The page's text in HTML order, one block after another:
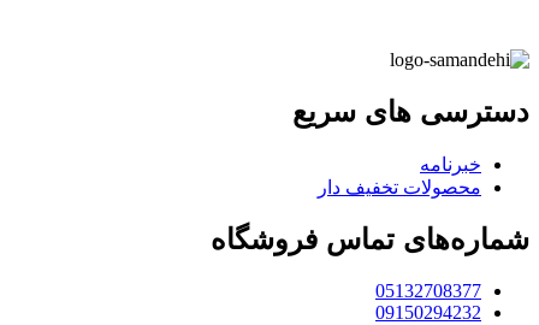
دسترسی های سریع
خبرنامه
محصولات تخفیف دار
شماره‌های تماس فروشگاه
05132708377
09150294232